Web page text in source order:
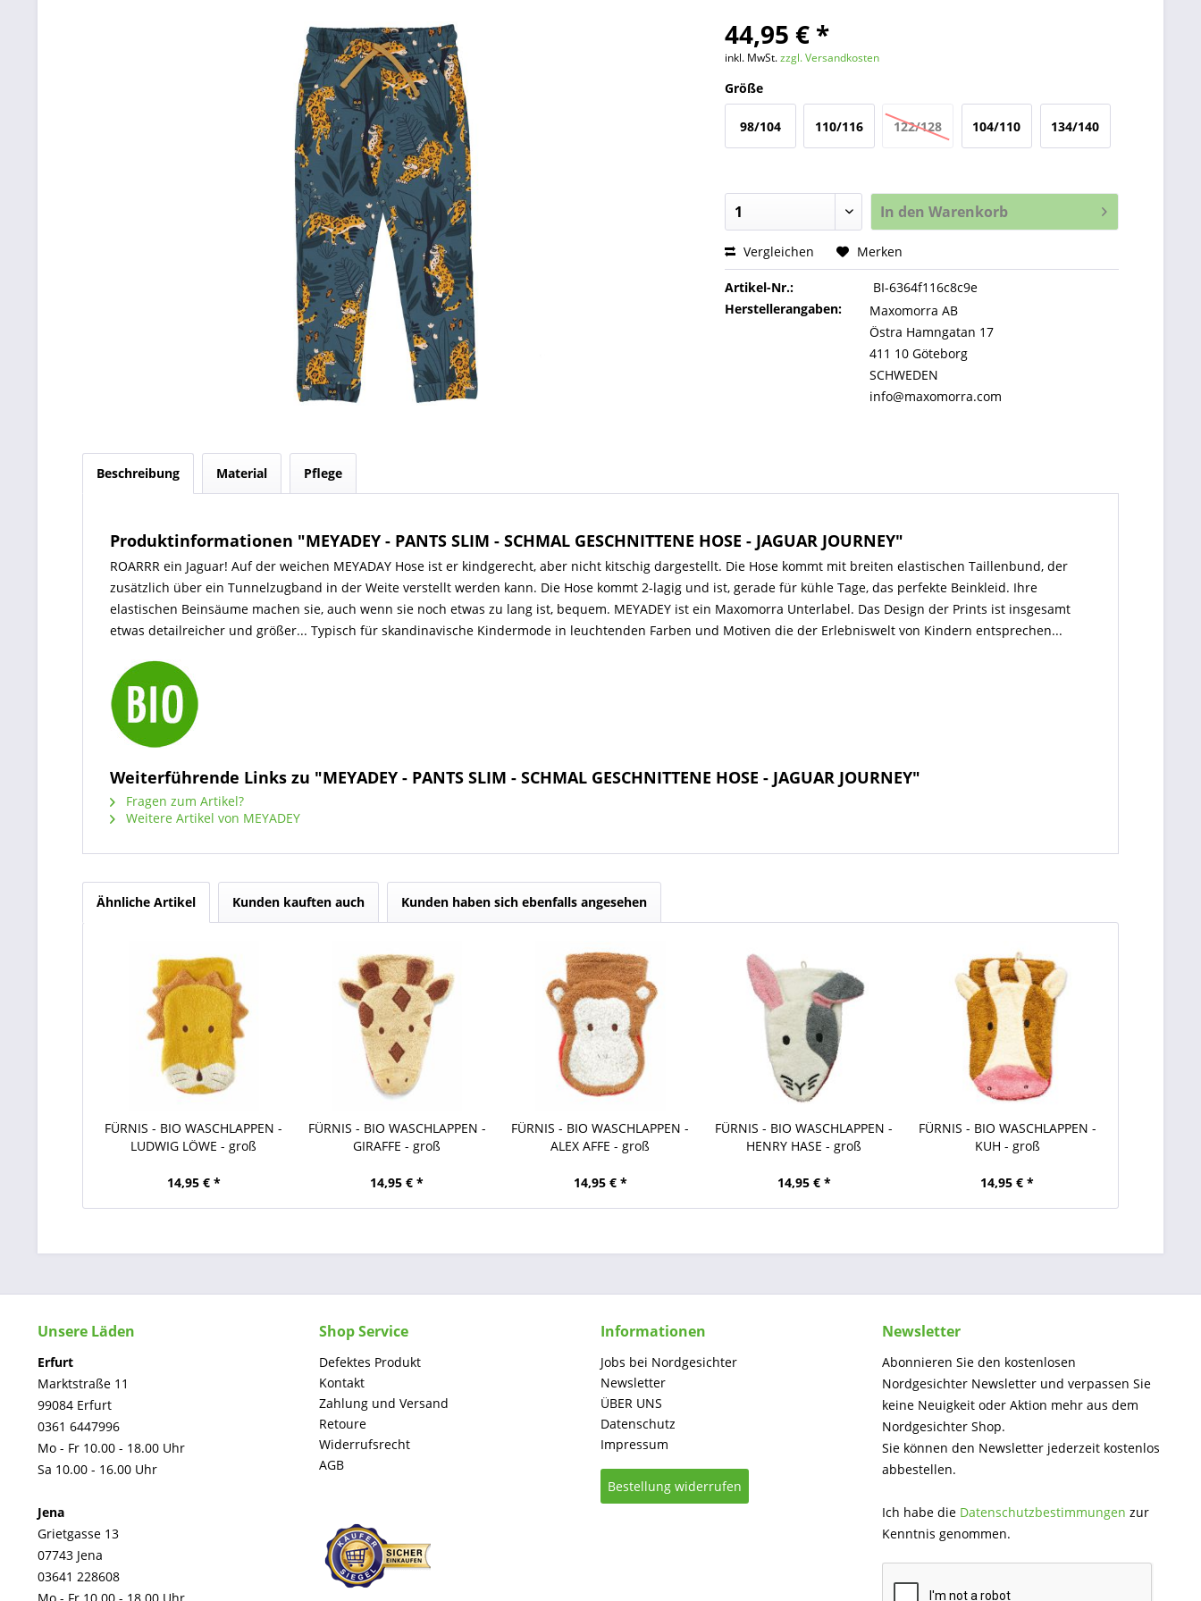
44,95 € *
inkl. MwSt.zzgl. Versandkosten
Größe
98/104 110/116 122/128 104/110 134/140
In den Warenkorb
Vergleichen Merken
Artikel-Nr.:
BI-6364f116c8c9e
Herstellerangaben:
Maxomorra AB
Östra Hamngatan 17
411 10 Göteborg
SCHWEDEN
info@maxomorra.com
Beschreibung Material Pflege
Produktinformationen "MEYADEY - PANTS SLIM - SCHMAL GESCHNITTENE HOSE - JAGUAR JOURNEY"
ROARRR ein Jaguar! Auf der weichen MEYADAY Hose ist er kindgerecht, aber nicht kitschig dargestellt. Die Hose kommt mit breiten elastischen Taillenbund, der
zusätzlich über ein Tunnelzugband in der Weite verstellt werden kann. Die Hose kommt 2-lagig und ist, gerade für kühle Tage, das perfekte Beinkleid. Ihre
elastischen Beinsäume machen sie, auch wenn sie noch etwas zu lang ist, bequem. MEYADEY ist ein Maxomorra Unterlabel. Das Design der Prints ist insgesamt
etwas detailreicher und größer... Typisch für skandinavische Kindermode in leuchtenden Farben und Motiven die der Erlebniswelt von Kindern entsprechen...
Weiterführende Links zu "MEYADEY - PANTS SLIM - SCHMAL GESCHNITTENE HOSE - JAGUAR JOURNEY"
Fragen zum Artikel?
Weitere Artikel von MEYADEY
Ähnliche Artikel Kunden kauften auch Kunden haben sich ebenfalls angesehen
FÜRNIS - BIO WASCHLAPPEN -
LUDWIG LÖWE - groß
14,95 € *
FÜRNIS - BIO WASCHLAPPEN -
GIRAFFE - groß
14,95 € *
FÜRNIS - BIO WASCHLAPPEN -
ALEX AFFE - groß
14,95 € *
FÜRNIS - BIO WASCHLAPPEN -
HENRY HASE - groß
14,95 € *
FÜRNIS - BIO WASCHLAPPEN -
KUH - groß
14,95 € *
Unsere Läden
Erfurt
Marktstraße 11
99084 Erfurt
0361 6447996
Mo - Fr 10.00 - 18.00 Uhr
Sa 10.00 - 16.00 Uhr
Jena
Grietgasse 13
07743 Jena
03641 228608
Shop Service
Defektes Produkt
Kontakt
Zahlung und Versand
Retoure
Widerrufsrecht
AGB
Informationen
Jobs bei Nordgesichter
Newsletter
ÜBER UNS
Datenschutz
Impressum
Bestellung widerrufen
Newsletter
Abonnieren Sie den kostenlosen
Nordgesichter Newsletter und verpassen Sie
keine Neuigkeit oder Aktion mehr aus dem
Nordgesichter Shop.
Sie können den Newsletter jederzeit kostenlos
abbestellen.
Ich habe die Datenschutzbestimmungen zur
Kenntnis genommen.